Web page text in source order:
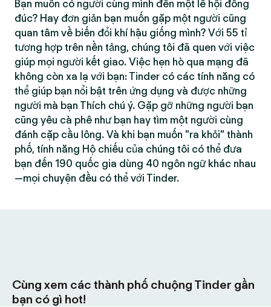
Bạn muốn có người cùng mình đến một lễ hội đông
đúc? Hay đơn giản bạn muốn gặp một người cũng
quan tâm về biến đổi khí hậu giống mình? Với 55 tỉ
tương hợp trên nền tảng, chúng tôi đã quen với việc
giúp mọi người kết giao. Việc hẹn hò qua mạng đã
không còn xa lạ với bạn: Tinder có các tính năng có
thể giúp bạn nổi bật trên ứng dụng và được những
người mà bạn Thích chú ý. Gặp gỡ những người bạn
cũng yêu cà phê như bạn hay tìm một người cùng
đánh cặp cầu lông. Và khi bạn muốn "ra khỏi" thành
phố, tính năng Hộ chiếu của chúng tôi có thể đưa
bạn đến 190 quốc gia dùng 40 ngôn ngữ khác nhau
—mọi chuyện đều có thể với Tinder.
Cùng xem các thành phố chuộng Tinder gần
bạn có gì hot!